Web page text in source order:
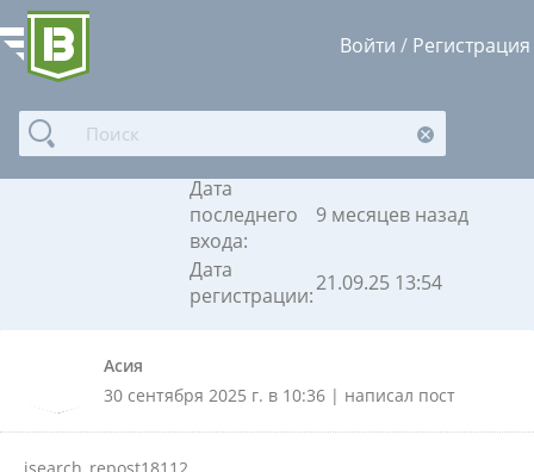
Войти / Регистрация
Асия
Дата
последнего
входа:
9 месяцев назад
Дата
регистрации:21.09.25 13:54
Асия
30 сентября 2025 г. в 10:36 | написал пост